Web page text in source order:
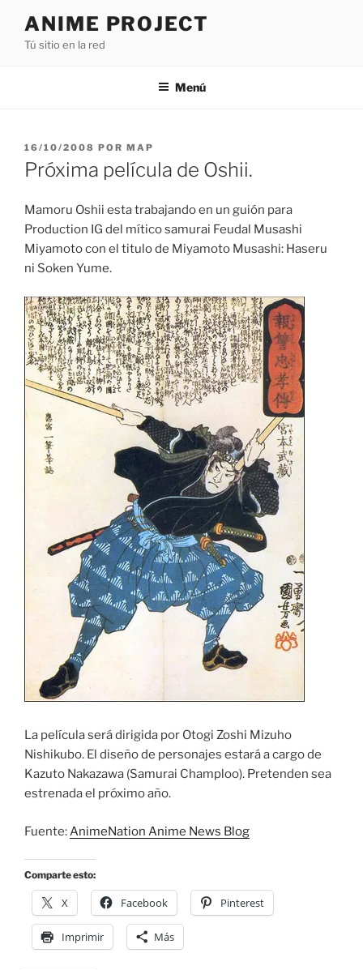
contenido
ANIME PROJECT
Tú sitio en la red
Menú
PUBLICADO
EL
16/10/2008 POR MAP
Próxima película de Oshii.
Mamoru Oshii esta trabajando en un guión para
Production IG del mítico samurai Feudal Musashi
Miyamoto con el titulo de Miyamoto Musashi: Haseru
ni Soken Yume.
La película será dirigida por Otogi Zoshi Mizuho
Nishikubo. El diseño de personajes estará a cargo de
Kazuto Nakazawa (Samurai Champloo). Pretenden sea
estrenada el próximo año.
Fuente:AnimeNation Anime News Blog
Comparte esto:
X Facebook Pinterest
Imprimir Más